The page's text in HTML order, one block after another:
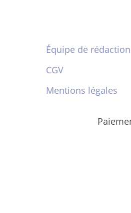
Équipe de rédaction
CGV
Mentions légales